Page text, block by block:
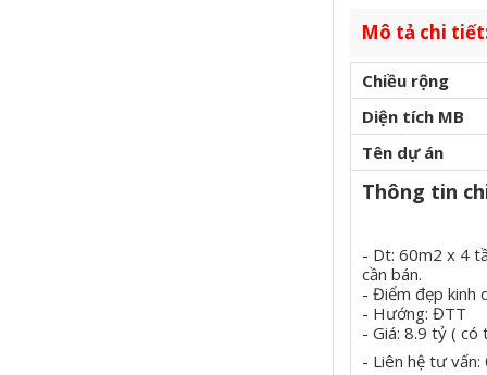
Mô tả chi
Chiều rộng
Diện tích MB
Tên dự án
Thông tin
- Dt: 60m2 x 4
cần bán.
- Điểm đẹp kinh
- Hướng: ĐTT
- Giá: 8.9 tỷ ( có
- Liên hệ tư